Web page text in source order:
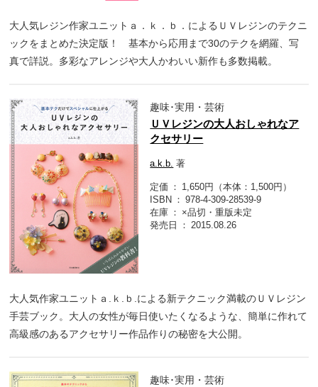
大人気レジン作家ユニットａ．ｋ．ｂ．によるＵＶレジンのテクニ
ックをまとめた決定版！ 基本から応用まで30のテクを網羅、写
真で詳説。多彩なアレンジや大人かわいい新作も多数掲載。
趣味･実用・芸術
ＵＶレジンの大人おしゃれなア
クセサリー
a.k.b. 著
定価
1,650円（本体：1,500円）
ISBN
978-4-309-28539-9
在庫
×品切・重版未定
発売日
2015.08.26
大人気作家ユニットａ.ｋ.ｂ.による新テクニック満載のＵＶレジン
手芸ブック。大人の女性が毎日使いたくなるような、簡単に作れて
高級感のあるアクセサリー作品作りの秘密を大公開。
趣味･実用・芸術